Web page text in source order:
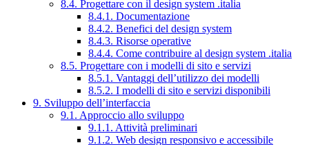
8.4. Progettare con il design system .italia
8.4.1. Documentazione
8.4.2. Benefici del design system
8.4.3. Risorse operative
8.4.4. Come contribuire al design system .italia
8.5. Progettare con i modelli di sito e servizi
8.5.1. Vantaggi dell’utilizzo dei modelli
8.5.2. I modelli di sito e servizi disponibili
9. Sviluppo dell’interfaccia
9.1. Approccio allo sviluppo
9.1.1. Attività preliminari
9.1.2. Web design responsivo e accessibile